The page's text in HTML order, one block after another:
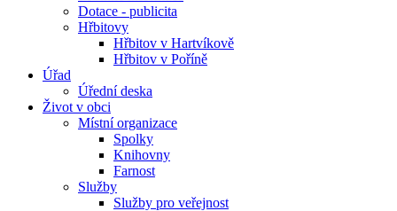
Dotace - publicita
Hřbitovy
Hřbitov v Hartvíkově
Hřbitov v Poříně
Úřad
Úřední deska
Život v obci
Místní organizace
Spolky
Knihovny
Farnost
Služby
Služby pro veřejnost